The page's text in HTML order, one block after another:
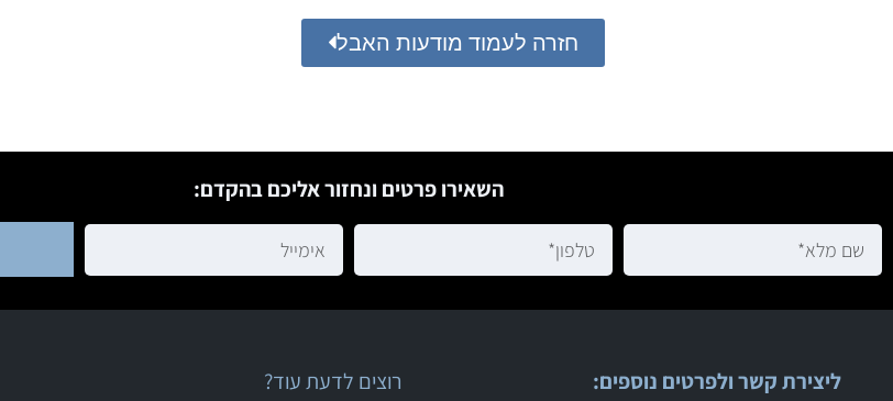
חזרה לעמוד מודעות האבל
השאירו פרטים ונחזור אליכם בהקדם:
ליצירת קשר ולפרטים נוספים: רוצים לדעת עוד?